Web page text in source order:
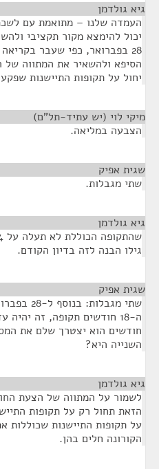
גיא גולדמן
העמדה שלנו – מתואמת עם
יכול להימצא מקור תקציבי
28 בפברואר, כפי שעבר
הסיפא ולהשאיר את המתווה
יחול על תקופות התיישנות
מיקי לוי (יש עתיד-תל"ם)
הצבעה במליאה.
שגית אפיק
שתי מגבלות.
גיא גולדמן
גילו הבנה לזה בדיון הקודם.
שגית אפיק
שתי
חודשים הוא יצטרך שלם את
השנייה היא?
גיא גולדמן
לשמור על המתווה של הצעת
הזאת תחול רק על תקופות
על תקופות התיישנות שכוללות
הקורונה חלים בהן.